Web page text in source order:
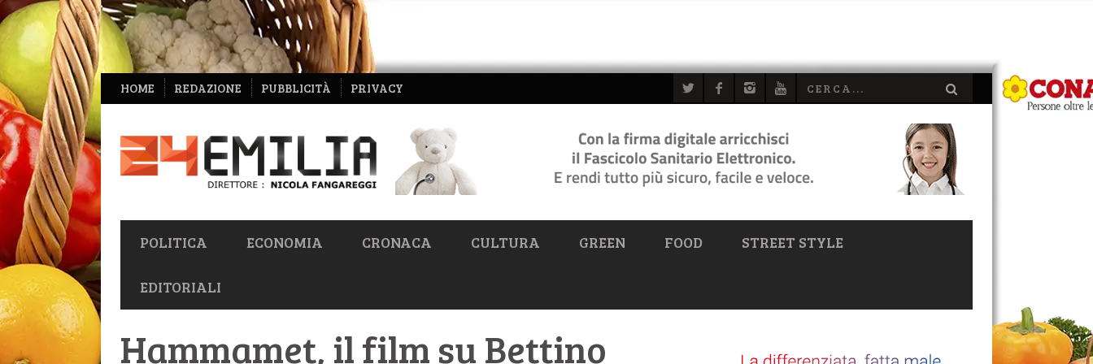
NAVIGAZIONE
SECONDARIA
HOME REDAZIONE PUBBLICITÀ PRIVACY
NAVIGAZIONE
PRIMARIA
POLITICA ECONOMIA CRONACA CULTURA GREEN FOOD STREET STYLE
EDITORIALI
Hammamet, il film su Bettino